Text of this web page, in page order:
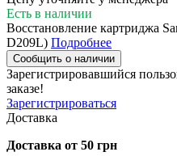
Есть в наличии
Восстановление картриджа
D209L) Подробнее
Сообщить о наличии
Зарегистрировавшийся
заказе!
Зарегистрироваться
Доставка
Доставка от 50 грн